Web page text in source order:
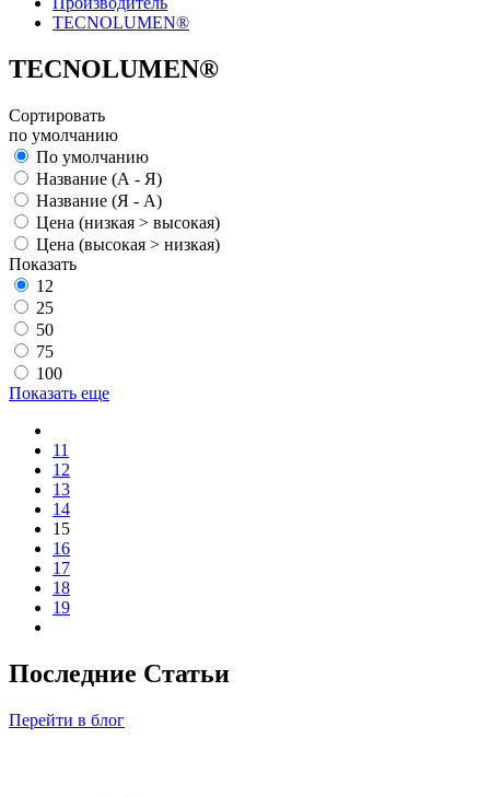
TECNOLUMEN®
TECNOLUMEN®
Сортировать
по умолчанию
По умолчанию
Название (А - Я)
Название (Я - А)
Цена (низкая > высокая)
Цена (высокая > низкая)
Показать
12
25
50
75
100
Показать еще
11
12
13
14
15
16
17
18
19
Последние Статьи
Перейти в блог